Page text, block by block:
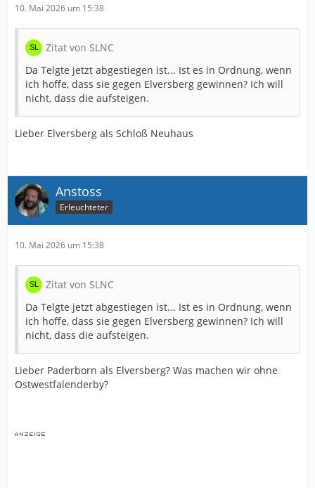
10. Mai 2026 um 15:38
Zitat von SLNC
Da Telgte jetzt abgestiegen ist... Ist es in Ordnung, wenn
ich hoffe, dass sie gegen Elversberg gewinnen? Ich will
nicht, dass die aufsteigen.
Lieber Elversberg als Schloß Neuhaus
Anstoss
Erleuchteter
10. Mai 2026 um 15:38
Zitat von SLNC
Da Telgte jetzt abgestiegen ist... Ist es in Ordnung, wenn
ich hoffe, dass sie gegen Elversberg gewinnen? Ich will
nicht, dass die aufsteigen.
Lieber Paderborn als Elversberg? Was machen wir ohne
Ostwestfalenderby?